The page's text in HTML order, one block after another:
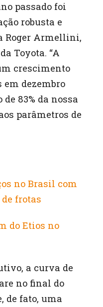
passado foi
robusta e
Roger Armellini,
Toyota. “A
crescimento
dezembro
83% da nossa
parâmetros de
no Brasil com
frotas
do Etios no
a curva de
no final do
de fato, uma